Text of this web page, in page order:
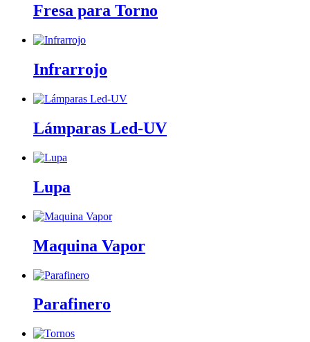
Fresa para Torno
Infrarrojo
Lámparas Led-UV
Lupa
Maquina Vapor
Parafinero